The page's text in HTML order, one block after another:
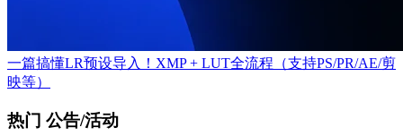
一篇搞懂LR预设导入！XMP + LUT全流程（支持PS/PR/AE/剪
映等）
热门 公告/活动